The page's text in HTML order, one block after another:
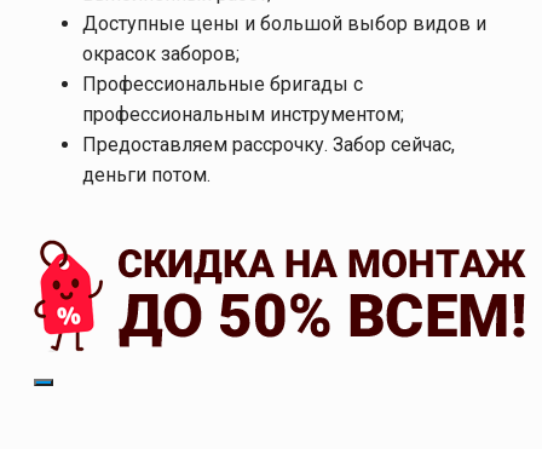
Доступные цены и большой выбор видов и
окрасок заборов;
Профессиональные бригады с
профессиональным инструментом;
Предоставляем рассрочку. Забор сейчас,
деньги потом.